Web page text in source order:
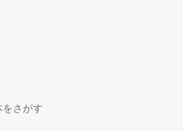
さがす